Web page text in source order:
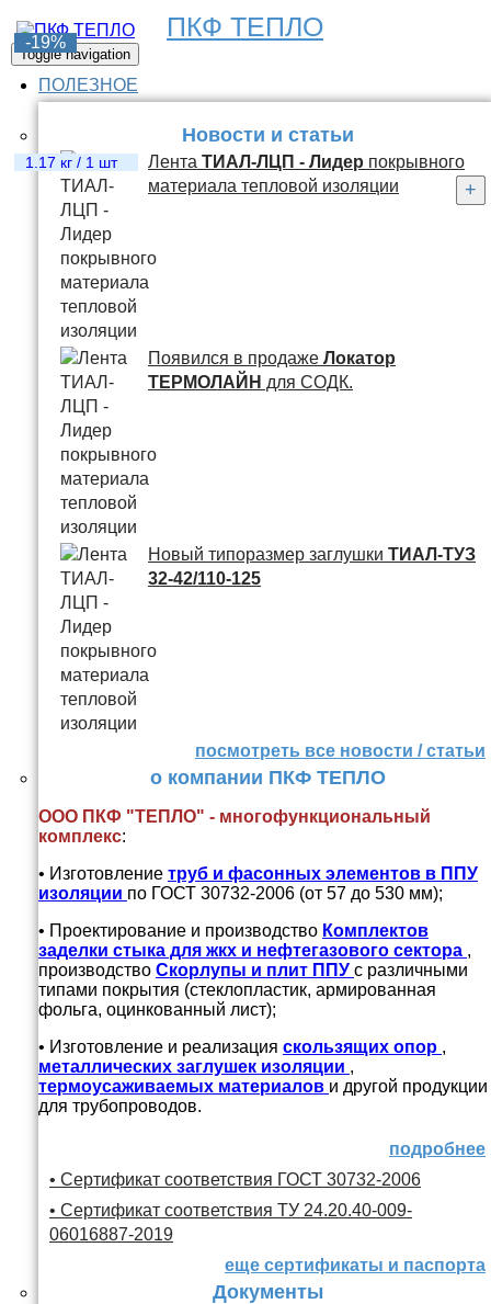
ПКФ ТЕПЛО
Toggle navigation
ПОЛЕЗНОЕ
Новости и статьи
Лента ТИАЛ-ЛЦП - Лидер покрывного
материала тепловой изоляции
Появился в продаже Локатор
ТЕРМОЛАЙН для СОДК.
Новый типоразмер заглушки ТИАЛ-ТУЗ
32-42/110-125
посмотреть все новости / статьи
о компании ПКФ ТЕПЛО
ООО ПКФ "ТЕПЛО" - многофункциональный
комплекс:
• Изготовление труб и фасонных элементов в ППУ
изоляции по ГОСТ 30732-2006 (от 57 до 530 мм);
• Проектирование и производство Комплектов
заделки стыка для жкх и нефтегазового сектора ,
производство Скорлупы и плит ППУ с различными
типами покрытия (стеклопластик, армированная
фольга, оцинкованный лист);
• Изготовление и реализация скользящих опор ,
металлических заглушек изоляции ,
термоусаживаемых материалов и другой продукции
для трубопроводов.
подробнее
• Сертификат соответствия ГОСТ 30732-2006
• Сертификат соответствия ТУ 24.20.40-009-
06016887-2019
еще сертификаты и паспорта
Документы
-6%
8.27 кг / 1 м.п.
+
-6%
16.5 кг / 1 шт
+
-6%
23.18 кг / 1 шт
+
-6%
16.72 кг / 1 шт
+
-12%
1.31 кг / 1 шт
+
-19%
1.17 кг / 1 шт
+